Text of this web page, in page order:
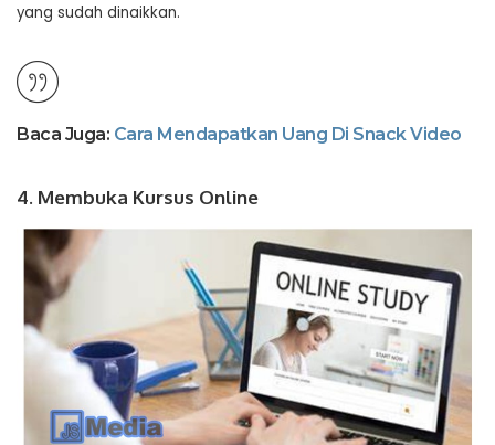
yang sudah dinaikkan.
Baca Juga: Cara Mendapatkan Uang Di Snack Video
4. Membuka Kursus Online